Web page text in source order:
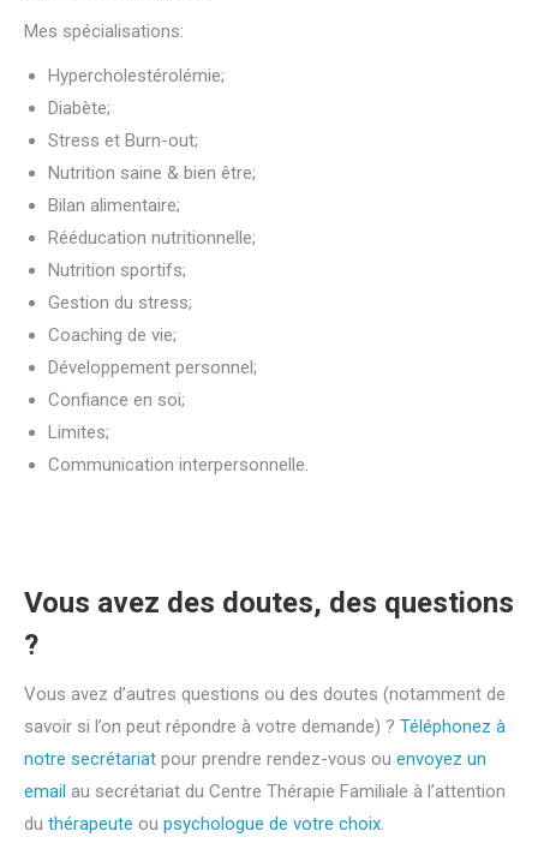
Mes spécialisations:
Hypercholestérolémie;
Diabète;
Stress et Burn-out;
Nutrition saine & bien être;
Bilan alimentaire;
Rééducation nutritionnelle;
Nutrition sportifs;
Gestion du stress;
Coaching de vie;
Développement personnel;
Confiance en soi;
Limites;
Communication interpersonnelle.
Vous avez des doutes, des questions
?
Vous avez d’autres questions ou des doutes (notamment de
savoir si l’on peut répondre à votre demande) ? Téléphonez à
notre secrétariat pour prendre rendez-vous ou envoyez un
email au secrétariat du Centre Thérapie Familiale à l’attention
du thérapeute ou psychologue de votre choix.